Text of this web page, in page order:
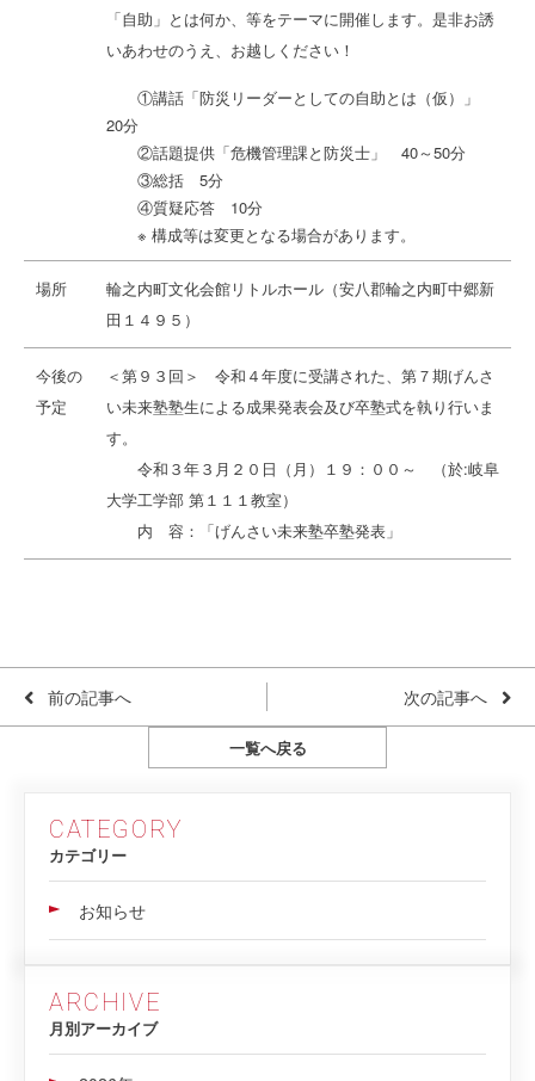
「自助」とは何か、等をテーマに開催します。是非お誘
いあわせのうえ、お越しください！
①講話「防災リーダーとしての自助とは（仮）」
20分
②話題提供「危機管理課と防災士」 40～50分
③総括 5分
④質疑応答 10分
※ 構成等は変更となる場合があります。
場所
輪之内町文化会館リトルホール（安八郡輪之内町中郷新
田１４９５）
今後の
予定
＜第９３回＞ 令和４年度に受講された、第７期げんさ
い未来塾塾生による成果発表会及び卒塾式を執り行いま
す。
令和３年３月２０日（月）１９：００～ （於:岐阜
大学工学部 第１１１教室）
内 容：「げんさい未来塾卒塾発表」
前の記事へ 次の記事へ
一覧へ戻る
CATEGORY
カテゴリー
お知らせ
ARCHIVE
月別アーカイブ